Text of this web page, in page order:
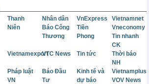
Thanh
Niên
Nhân dân VnExpress
Vietnamnet
Báo Công
Thương
Tiền
Phong
Vneconomy
Tin nhanh
CK
VietnamexportVTC News Tin tức
Thời báo
NH
Pháp luật
VN
Báo Đầu
Tư
Kinh tế và
dự báo
Vietnamplus
VOV News